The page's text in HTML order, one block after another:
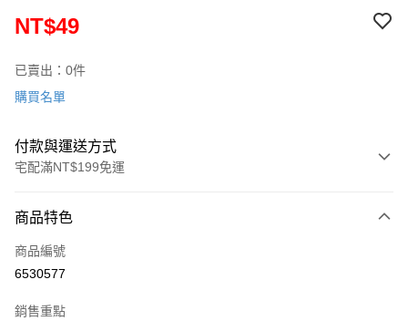
NT$49
已賣出：0件
購買名單
付款與運送方式
宅配滿NT$199免運
信用卡一次付款
LINE Pay
商品特色
商品編號
6530577
銷售重點